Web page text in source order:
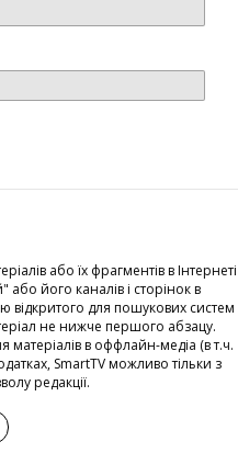
або їх фрагментів в Інтернеті
його каналів і сторінок в
для пошукових систем
не нижче першого абзацу.
матеріалів в оффлайн-медіа (в т.ч.
SmartTV можливо тільки з
редакції.